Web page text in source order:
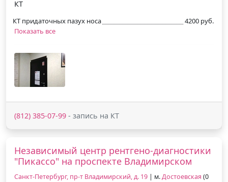
КТ
КТ придаточных пазух носа
4200 руб.
Показать все
(812) 385-07-99 - запись на КТ
Независимый центр рентгено-диагностики
"Пикассо" на проспекте Владимирском
Санкт-Петербург, пр-т Владимирский, д. 19 | м.Достоевская (0